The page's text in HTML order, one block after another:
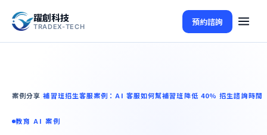
躍創科技
TRADEX-TECH 預約諮詢
案例分享 /補習班招生客服案例：AI 客服如何幫補習班降低 40% 招生諮詢時間
教育 AI 案例